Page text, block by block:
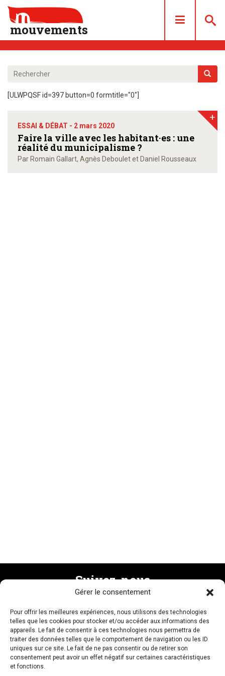
Gérer le consentement
Pour offrir les meilleures expériences, nous utilisons des technologies
telles que les cookies pour stocker et/ou accéder aux informations des
appareils. Le fait de consentir à ces technologies nous permettra de
traiter des données telles que le comportement de navigation ou les ID
uniques sur ce site. Le fait de ne pas consentir ou de retirer son
consentement peut avoir un effet négatif sur certaines caractéristiques
et fonctions.
mouvements
LES NUMÉROS
ACHAT/ABONNEMENT
CONTACT
[ULWPQSF id=397 button=0 formtitle="0"]
ESSAI & DÉBAT - 2 mars 2020
Faire la ville avec les habitant·es : une
réalité du municipalisme ?
Par Romain Gallart, Agnès Deboulet et Daniel Rousseaux
+
Suivez-nous
Recevez la newsletter